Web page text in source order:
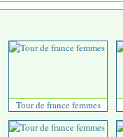
Tour de france femmes